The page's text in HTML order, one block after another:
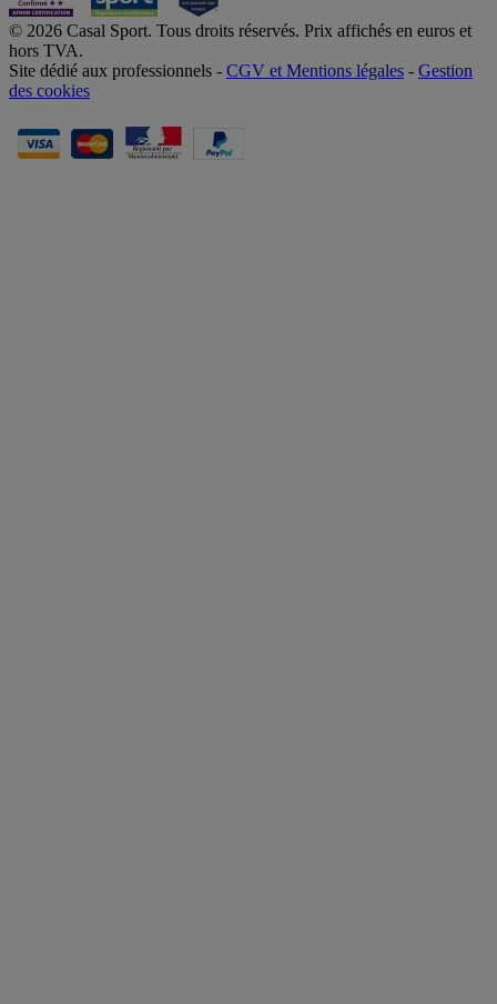
© 2026 Casal Sport. Tous droits réservés. Prix affichés en euros et
hors TVA.
Site dédié aux professionnels - CGV et Mentions légales - Gestion
des cookies